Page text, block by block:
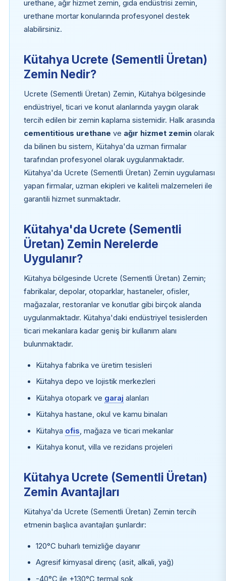
urethane, ağır hizmet zemin, gıda endüstrisi zemin,
urethane mortar konularında profesyonel destek
alabilirsiniz.
Kütahya Ucrete (Sementli Üretan)
Zemin Nedir?
Ucrete (Sementli Üretan) Zemin, Kütahya bölgesinde
endüstriyel, ticari ve konut alanlarında yaygın olarak
tercih edilen bir zemin kaplama sistemidir. Halk arasında
cementitious urethane ve ağır hizmet zeminolarak
da bilinen bu sistem, Kütahya'da uzman firmalar
tarafından profesyonel olarak uygulanmaktadır.
Kütahya'da Ucrete (Sementli Üretan) Zemin uygulaması
yapan firmalar, uzman ekipleri ve kaliteli malzemeleri ile
garantili hizmet sunmaktadır.
Kütahya'da Ucrete (Sementli
Üretan) Zemin Nerelerde
Uygulanır?
Kütahya bölgesinde Ucrete (Sementli Üretan) Zemin;
fabrikalar, depolar, otoparklar, hastaneler, ofisler,
mağazalar, restoranlar ve konutlar gibi birçok alanda
uygulanmaktadır. Kütahya'daki endüstriyel tesislerden
ticari mekanlara kadar geniş bir kullanım alanı
bulunmaktadır.
Kütahya fabrika ve üretim tesisleri
Kütahya depo ve lojistik merkezleri
Kütahya otopark ve garaj alanları
Kütahya hastane, okul ve kamu binaları
Kütahya ofis , mağaza ve ticari mekanlar
Kütahya konut, villa ve rezidans projeleri
Kütahya Ucrete (Sementli Üretan)
Zemin Avantajları
Kütahya'da Ucrete (Sementli Üretan) Zemin tercih
etmenin başlıca avantajları şunlardır:
120°C buharlı temizliğe dayanır
Agresif kimyasal direnç (asit, alkali, yağ)
-40°C ile +130°C termal şok